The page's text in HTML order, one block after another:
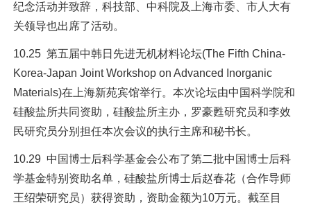
纪念活动并致辞，科技部、中科院及上海市委、市人大有
关领导也出席了活动。
10.25 第五届中韩日先进无机材料论坛(The Fifth China-
Korea-Japan Joint Workshop on Advanced Inorganic
Materials)在上海新苑宾馆举行。本次论坛由中国科学院和
硅酸盐所共同资助，硅酸盐所主办，罗豪甦研究员和李效
民研究员分别担任本次会议的执行主席和秘书长。
10.29 中国博士后科学基金会公布了第二批中国博士后科
学基金特别资助名单，硅酸盐所博士后赵春花（合作导师
王绍荣研究员）获得资助，资助金额为10万元。截至目